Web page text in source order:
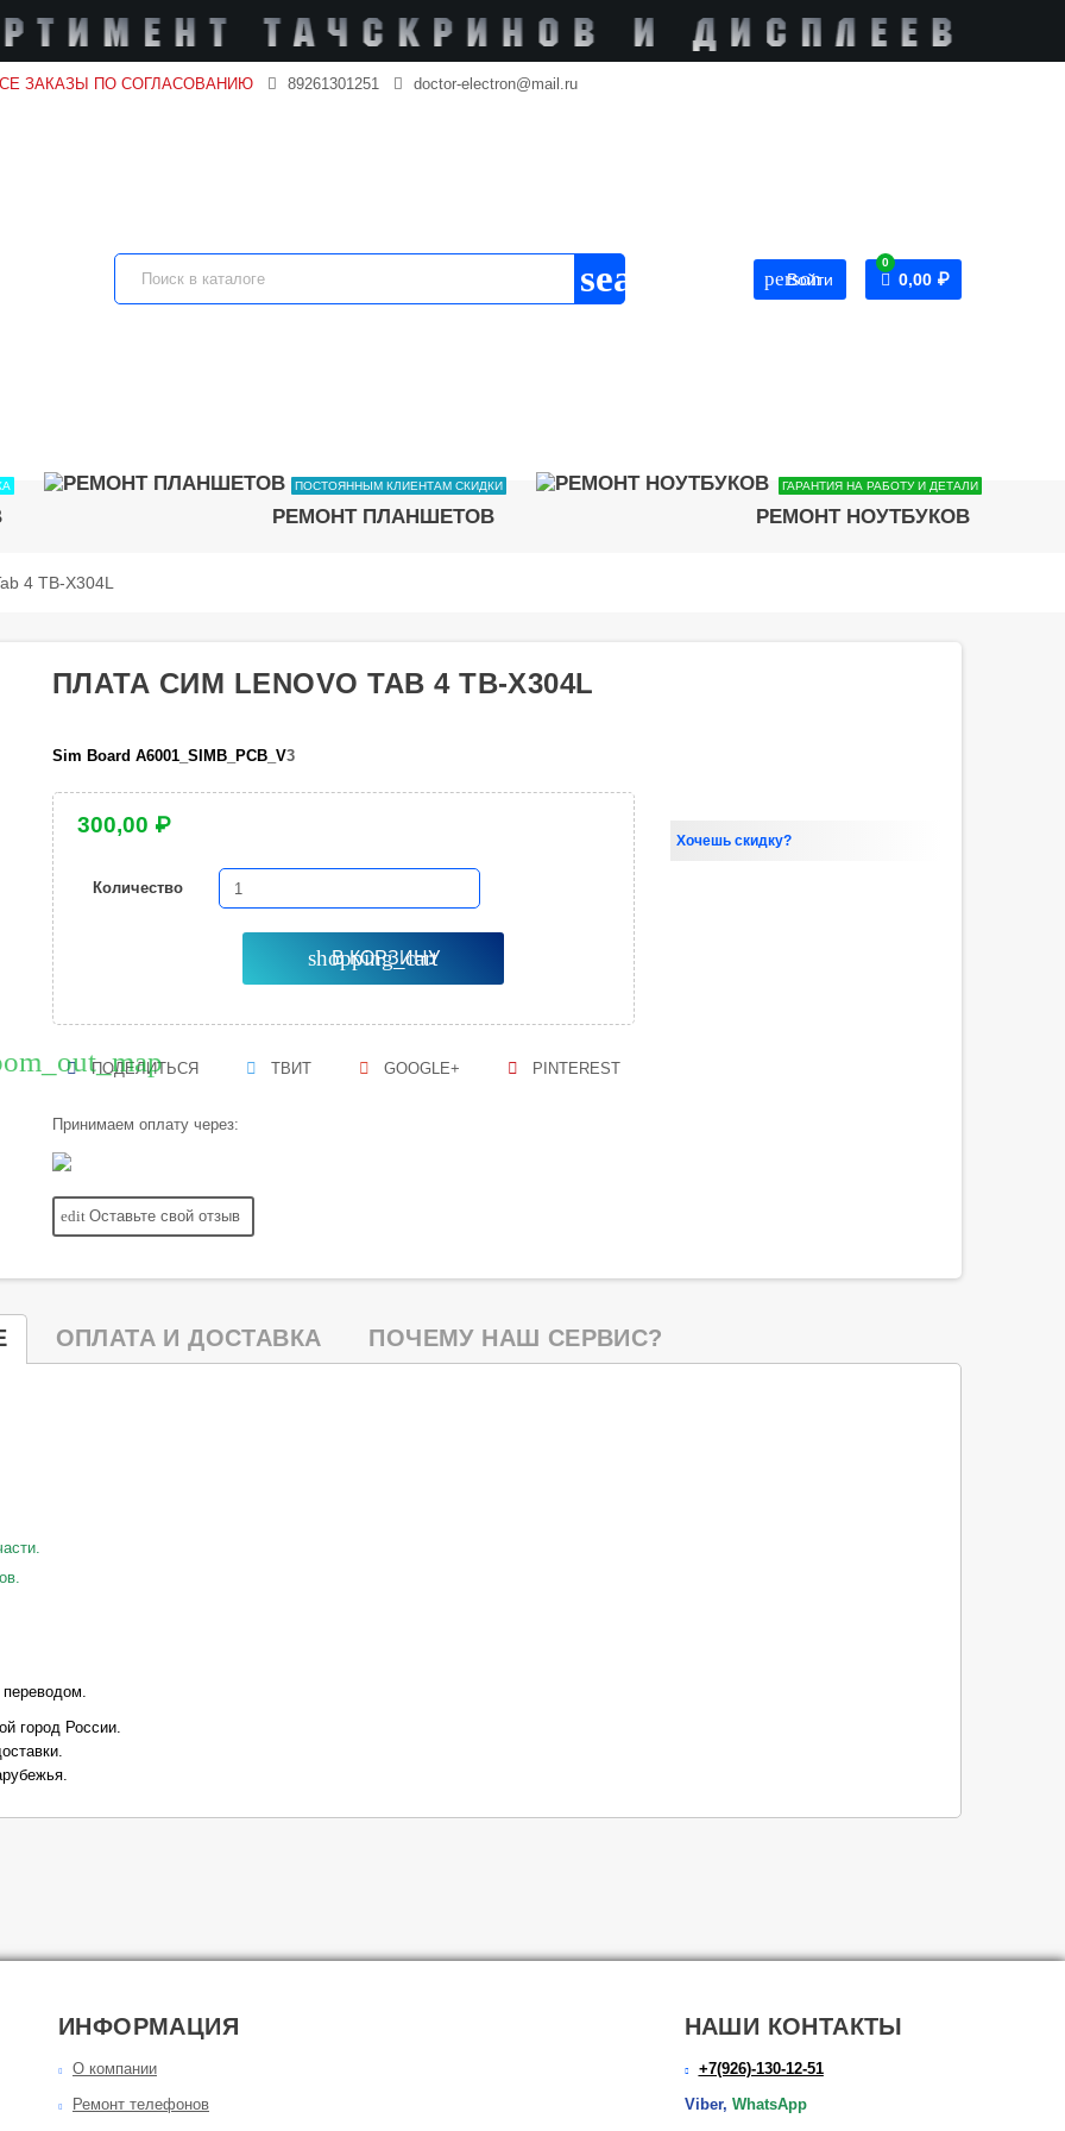
ЗАКАЗЫ ПО СОГЛАСОВАНИЮ 89261301251 doctor-electron@mail.ru
search person
Войти
0
0,00 ₽
РЕМОНТ ПЛАНШЕТОВ
ПОСТОЯННЫМ КЛИЕНТАМ СКИДКИ
РЕМОНТ НОУТБУКОВ
ГАРАНТИЯ НА РАБОТУ И ДЕТАЛИ
4 TB-X304L
ПЛАТА СИМ LENOVO TAB 4 TB-X304L
Sim Board A6001_SIMB_PCB_V3
300,00 ₽
Количество
shopping_cart
В КОРЗИНУ
ПОДЕЛИТЬСЯ ТВИТ GOOGLE+ PINTEREST
Принимаем оплату через:
edit Оставьте свой отзыв
Хочешь скидку?
ОПЛАТА И ДОСТАВКА ПОЧЕМУ НАШ СЕРВИС?
.
город России.
ИНФОРМАЦИЯ
О компании
Ремонт телефонов
НАШИ КОНТАКТЫ
+7(926)-130-12-51
Viber, WhatsApp